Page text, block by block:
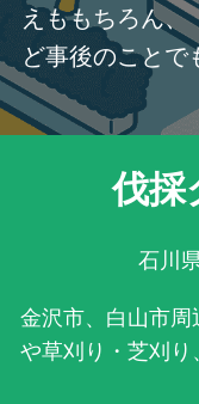
えももちろん
ど事後のこと
伐採
石川
金沢市、白山市
や草刈り・芝刈